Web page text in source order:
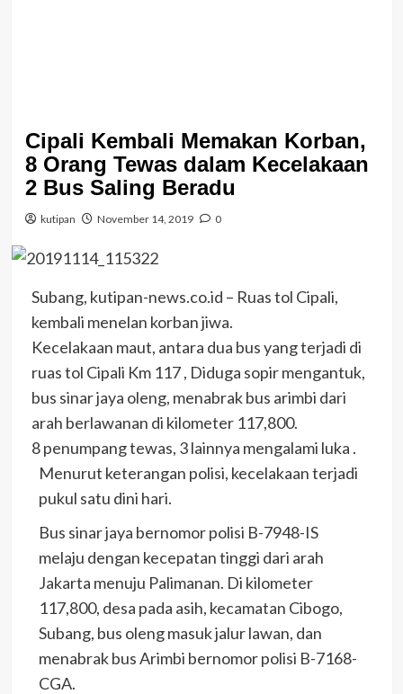
Cipali Kembali Memakan Korban,
8 Orang Tewas dalam Kecelakaan
2 Bus Saling Beradu
kutipan November 14, 2019 0
Subang, kutipan-news.co.id – Ruas tol Cipali,
kembali menelan korban jiwa.
Kecelakaan maut, antara dua bus yang terjadi di
ruas tol Cipali Km 117 , Diduga sopir mengantuk,
bus sinar jaya oleng, menabrak bus arimbi dari
arah berlawanan di kilometer 117,800.
8 penumpang tewas, 3 lainnya mengalami luka .
Menurut keterangan polisi, kecelakaan terjadi
pukul satu dini hari.
Bus sinar jaya bernomor polisi B-7948-IS
melaju dengan kecepatan tinggi dari arah
Jakarta menuju Palimanan. Di kilometer
117,800, desa pada asih, kecamatan Cibogo,
Subang, bus oleng masuk jalur lawan, dan
menabrak bus Arimbi bernomor polisi B-7168-
CGA.